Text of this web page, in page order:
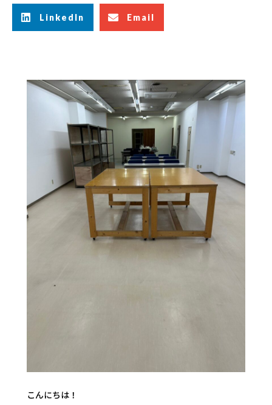
LinkedIn Email
こんにちは！